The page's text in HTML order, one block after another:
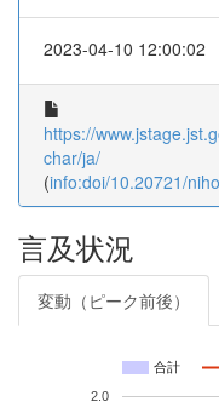
2023-04-10 12:00:02
https://
char/ja/
(info:doi/10.20721/
言及状況
変動（ピーク前後）
合計
2.0